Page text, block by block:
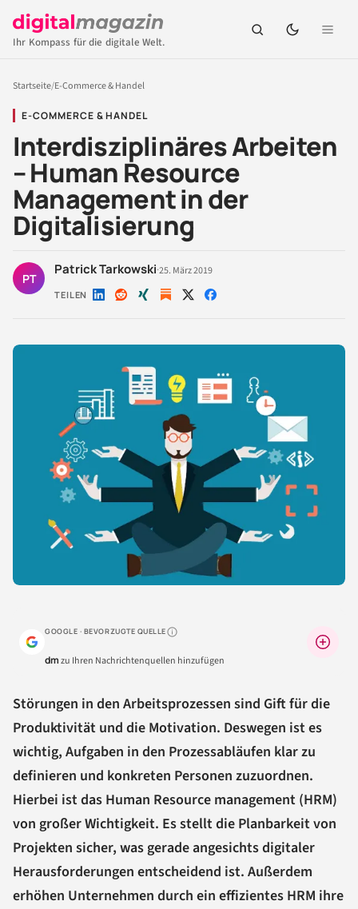
Ihr Kompass für die digitale Welt.
Startseite/E-Commerce & Handel
E-COMMERCE & HANDEL
Interdisziplinäres Arbeiten
– Human Resource
Management in der
Digitalisierung
PT
Patrick Tarkowski·25. März 2019
TEILEN Auf Auf Auf Auf Auf
GOOGLE · BEVORZUGTE QUELLEWarum lohnt sich das?
dmzu Ihren Nachrichtenquellen hinzufügen
Störungen in den Arbeitsprozessen sind Gift für die
Produktivität und die Motivation. Deswegen ist es
wichtig, Aufgaben in den Prozessabläufen klar zu
definieren und konkreten Personen zuzuordnen.
Hierbei ist das Human Resource management (HRM)
von großer Wichtigkeit. Es stellt die Planbarkeit von
Projekten sicher, was gerade angesichts digitaler
Herausforderungen entscheidend ist. Außerdem
erhöhen Unternehmen durch ein effizientes HRM ihre